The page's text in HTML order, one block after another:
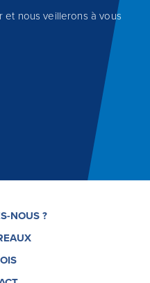
et nous veillerons à vous
NOUS ?